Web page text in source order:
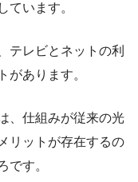
ています。
テレビとネットの利
があります。
、仕組みが従来の光
リットが存在するの
です。